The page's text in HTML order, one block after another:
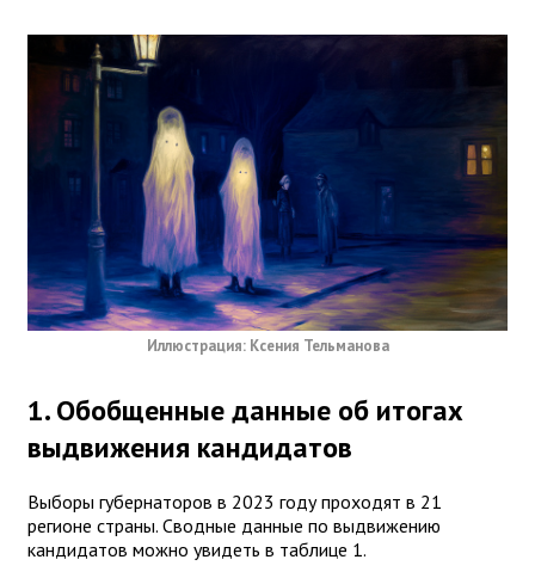
Иллюстрация: Ксения Тельманова
1. Обобщенные данные об итогах
выдвижения кандидатов
Выборы губернаторов в 2023 году проходят в 21
регионе страны. Сводные данные по выдвижению
кандидатов можно увидеть в таблице 1.